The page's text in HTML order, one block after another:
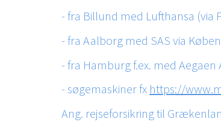
- fra Billund med Lufthansa (via
- fra Aalborg med SAS via
- fra Hamburg f.ex. med
-søgemaskiner fx https://
Ang. rejseforsikring til